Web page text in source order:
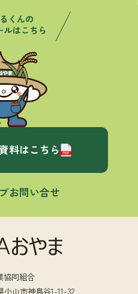
料はこちら
お問い合せ
協同組合
山市神鳥谷1-11-32